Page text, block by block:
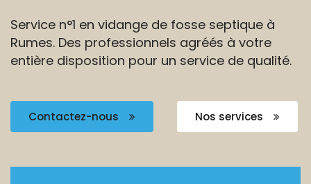
Service n°1 en vidange de fosse septique à
Rumes. Des professionnels agréés à votre
entière disposition pour un service de qualité.
Contactez-nous Nos services